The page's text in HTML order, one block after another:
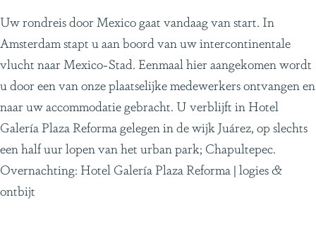
Uw rondreis door Mexico gaat vandaag van start. In
Amsterdam stapt u aan boord van uw intercontinentale
vlucht naar Mexico-Stad. Eenmaal hier aangekomen wordt
u door een van onze plaatselijke medewerkers ontvangen en
naar uw accommodatie gebracht. U verblijft in Hotel
Galería Plaza Reforma gelegen in de wijk Juárez, op slechts
een half uur lopen van het urban park; Chapultepec.
Overnachting: Hotel Galería Plaza Reforma | logies &
ontbijt